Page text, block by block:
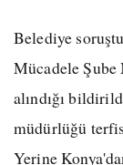
Belediye
Mücadele Şube
alındığı
müdürlüğü
Yerine